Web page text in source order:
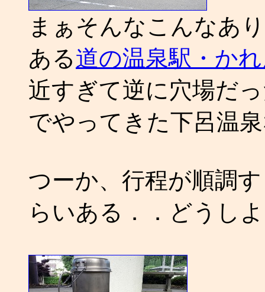
まぁそんなこんなあ
ある道の温泉駅・か
近すぎて逆に穴場だ
でやってきた下呂温
つーか、行程が順調
らいある．．どうし